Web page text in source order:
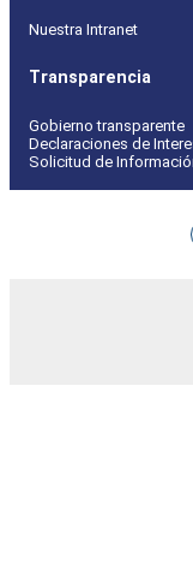
Nuestra Intranet
Transparencia
Gobierno transparente
Declaraciones de
Solicitud de